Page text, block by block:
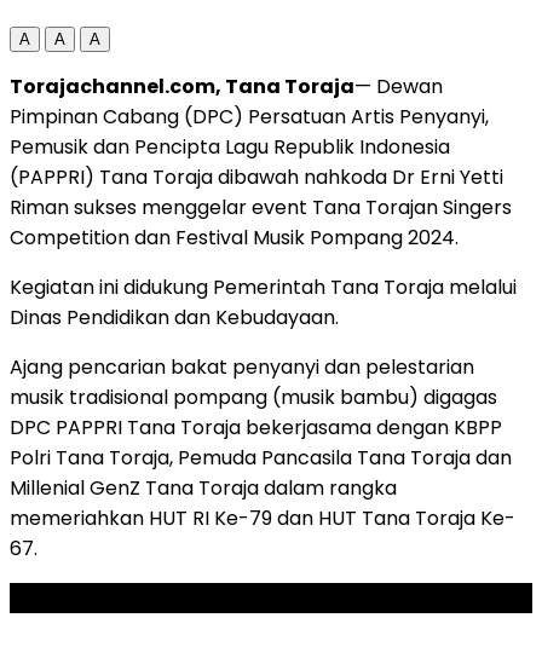
A A A
Torajachannel.com, Tana Toraja— Dewan
Pimpinan Cabang (DPC) Persatuan Artis Penyanyi,
Pemusik dan Pencipta Lagu Republik Indonesia
(PAPPRI) Tana Toraja dibawah nahkoda Dr Erni Yetti
Riman sukses menggelar event Tana Torajan Singers
Competition dan Festival Musik Pompang 2024.
Kegiatan ini didukung Pemerintah Tana Toraja melalui
Dinas Pendidikan dan Kebudayaan.
Ajang pencarian bakat penyanyi dan pelestarian
musik tradisional pompang (musik bambu) digagas
DPC PAPPRI Tana Toraja bekerjasama dengan KBPP
Polri Tana Toraja, Pemuda Pancasila Tana Toraja dan
Millenial GenZ Tana Toraja dalam rangka
memeriahkan HUT RI Ke-79 dan HUT Tana Toraja Ke-
67.